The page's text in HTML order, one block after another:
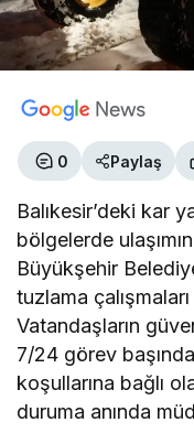
0 Paylaş
Balıkesir’deki kar
bölgelerde
Büyükşehir
tuzlama
Vatandaşların
7/24 görev
koşullarına bağlı
duruma anında